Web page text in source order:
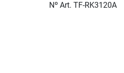
Nº Art. TF-RK3120A